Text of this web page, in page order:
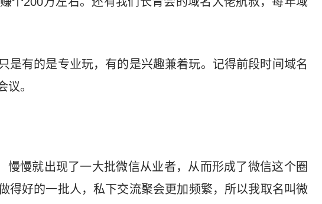
是有的是专业玩，有的是兴趣兼着玩。记得前段时间域名
议。
慢慢就出现了一大批微信从业者，从而形成了微信这个圈
得好的一批人，私下交流聚会更加频繁，所以我取名叫微